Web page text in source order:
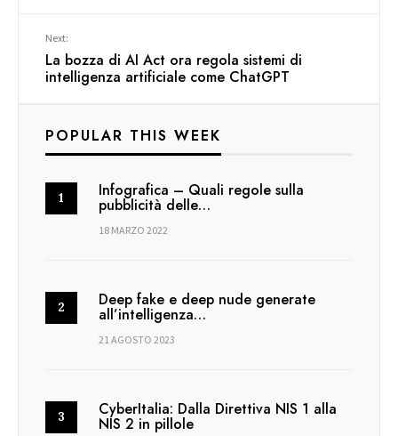
Next:
La bozza di AI Act ora regola sistemi di
intelligenza artificiale come ChatGPT
POPULAR THIS WEEK
Infografica – Quali regole sulla
pubblicità delle…
18 MARZO 2022
Deep fake e deep nude generate
all’intelligenza…
21 AGOSTO 2023
CyberItalia: Dalla Direttiva NIS 1 alla
NIS 2 in pillole